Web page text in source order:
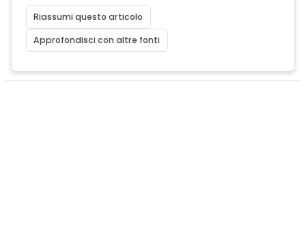
Riassumi questo articolo
Approfondisci con altre fonti